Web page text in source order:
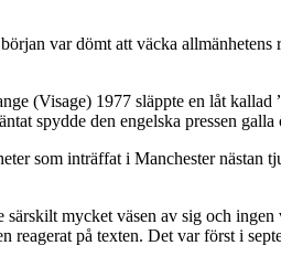
var dömt att väcka allmänhetens
(Visage) 1977 släppte en låt
spydde den engelska pressen
som inträffat i Manchester nästan
mycket väsen av sig och
på texten. Det var först i